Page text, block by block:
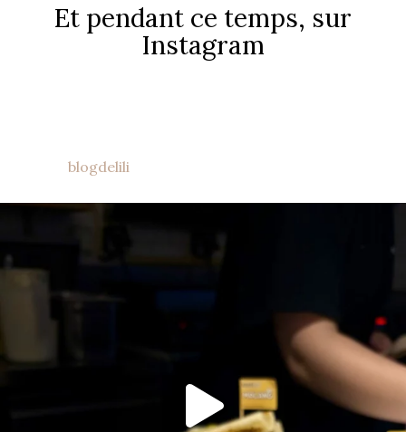
Et pendant ce temps, sur
Instagram
blogdelili